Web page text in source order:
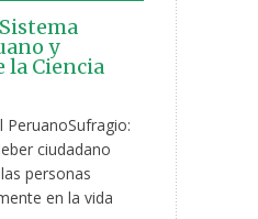
y
la Ciencia
PeruanoSufragio:
ciudadano
personas
en la vida